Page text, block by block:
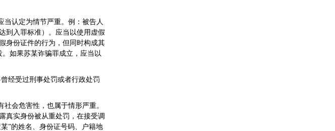
当认定为情节严重。例：被告人
到入罪标准）。应当以使用虚假
身份证件的行为，但同时构成其
如果苏某诈骗罪成立，应当以
经受过刑事处罚或者行政处罚
会危害性，也属于情形严重。
真实身份被从重处罚，在接受调
”的姓名、身份证号码、户籍地